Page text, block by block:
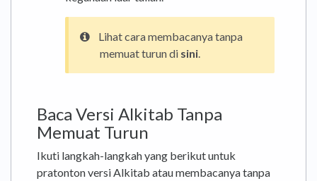
Lihat cara membacanya tanpa
memuat turun di sini.
Baca Versi Alkitab Tanpa
Memuat Turun
Ikuti langkah-langkah yang berikut untuk
pratonton versi Alkitab atau membacanya tanpa